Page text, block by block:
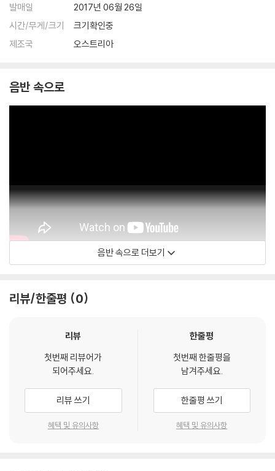
발매일
2017년 06월 26일
시간/무게/크기
크기확인중
제조국
오스트리아
음반 속으로
음반 속으로 더보기
리뷰/한줄평 0
리뷰
첫번째 리뷰어가
되어주세요.
리뷰 쓰기
혜택 및 유의사항
한줄평
첫번째 한줄평을
남겨주세요.
한줄평 쓰기
혜택 및 유의사항